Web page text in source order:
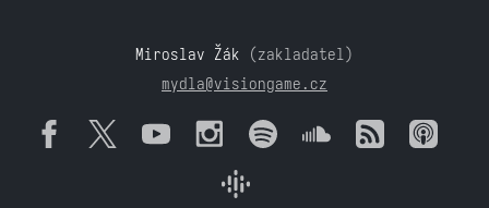
Miroslav Žák (zakladatel)
mydla@visiongame.cz